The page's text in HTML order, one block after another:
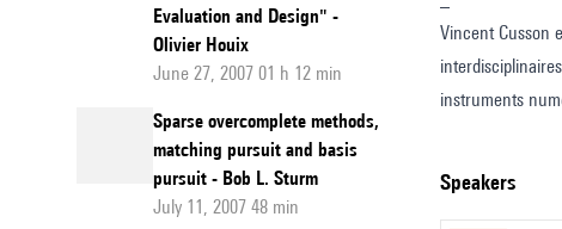
Evaluation and Design" -
Olivier Houix
June 27, 2007 01 h 12 min
Sparse overcomplete methods,
matching pursuit and basis
pursuit - Bob L. Sturm
July 11, 2007 48 min
des
agents
Vincent Cusson
instruments
speakers